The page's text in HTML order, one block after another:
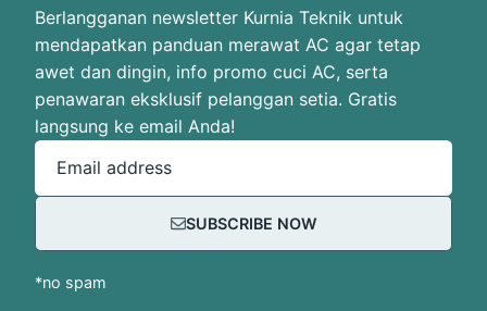
Berlangganan newsletter Kurnia Teknik untuk
mendapatkan panduan merawat AC agar tetap
awet dan dingin, info promo cuci AC, serta
penawaran eksklusif pelanggan setia. Gratis
langsung ke email Anda!
Email address
SUBSCRIBE NOW
*no spam